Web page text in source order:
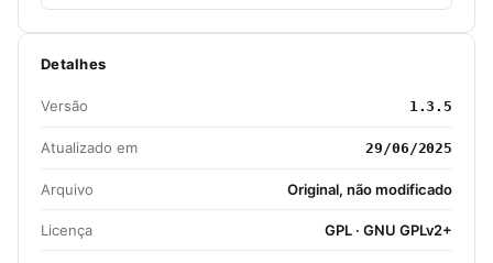
Detalhes
Versão 1.3.5
Atualizado em 29/06/2025
Arquivo Original, não modificado
Licença GPL · GNU GPLv2+